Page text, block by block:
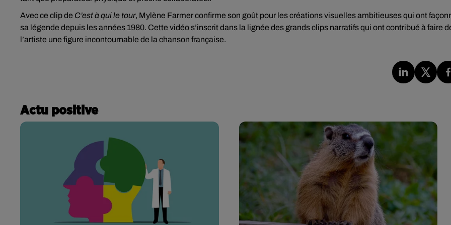
Avec ce clip de C’est à qui le tour, Mylène Farmer confirme son goût pour les créations visuelles ambitieuses qui ont
sa légende depuis les années 1980. Cette vidéo s’inscrit dans la lignée des grands clips narratifs qui ont contribué à faire
l’artiste une figure incontournable de la chanson française.
Actu positive